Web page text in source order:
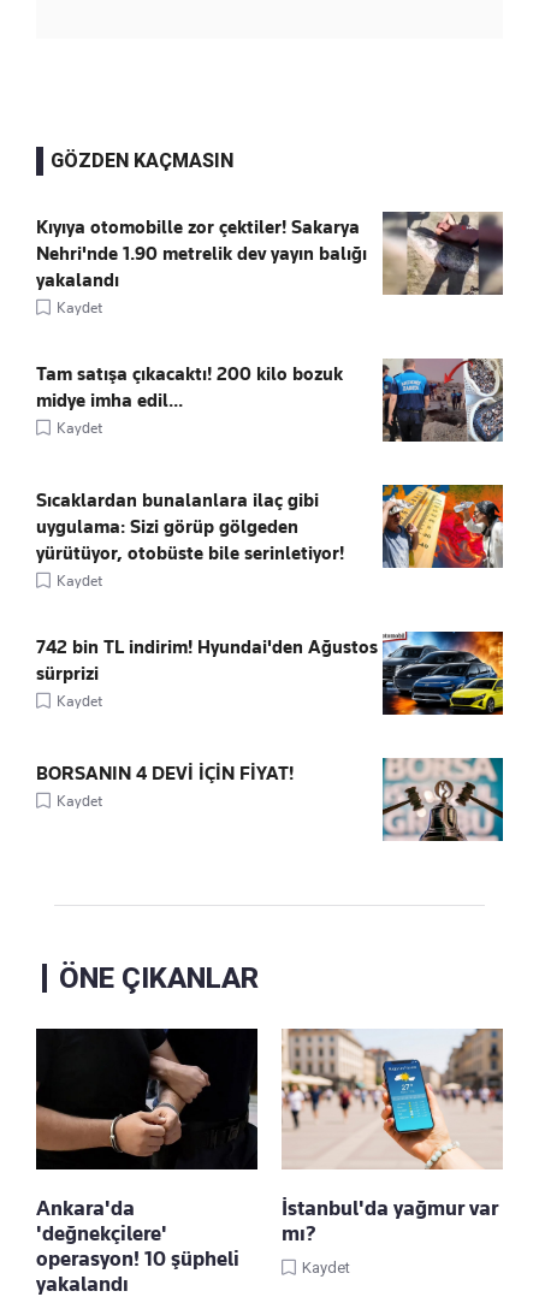
GÖZDEN KAÇMASIN
Kıyıya otomobille zor çektiler! Sakarya
Nehri'nde 1.90 metrelik dev yayın balığı
yakalandı
Kaydet
Tam satışa çıkacaktı! 200 kilo bozuk
midye imha edil...
Kaydet
Sıcaklardan bunalanlara ilaç gibi
uygulama: Sizi görüp gölgeden
yürütüyor, otobüste bile serinletiyor!
Kaydet
742 bin TL indirim! Hyundai'den Ağustos
sürprizi
Kaydet
BORSANIN 4 DEVİ İÇİN FİYAT!
Kaydet
ÖNE ÇIKANLAR
Ankara'da
'değnekçilere'
operasyon! 10 şüpheli
yakalandı
İstanbul'da yağmur var
mı?
Kaydet